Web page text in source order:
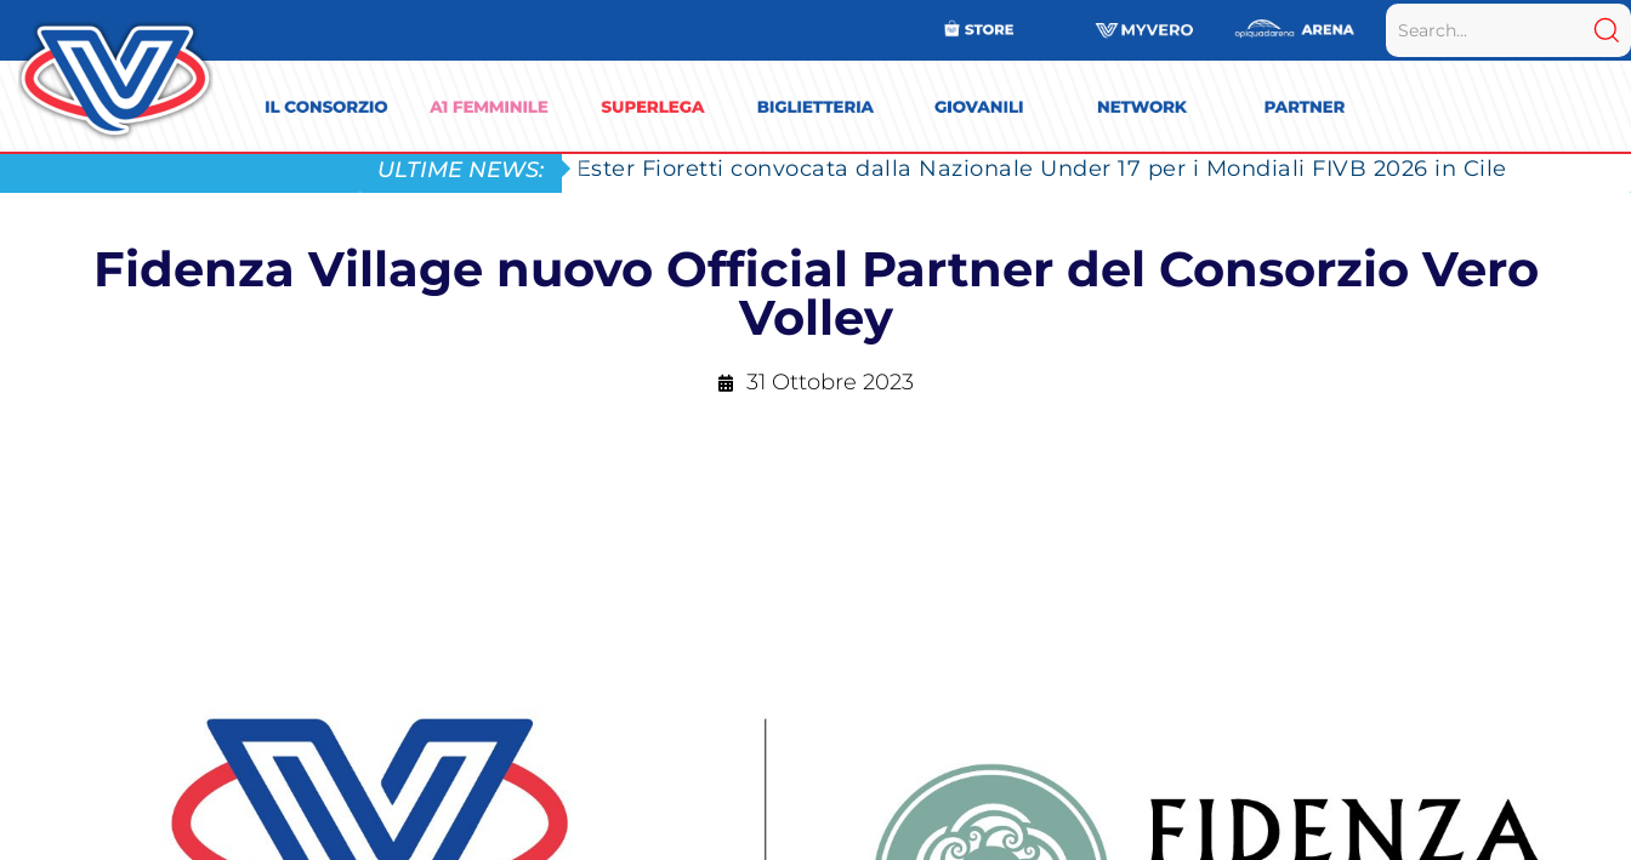
ULTIME NEWS: Ester Fioretti convocata dalla Nazionale Under 17 per i Mondiali FIVB 2026 in Cile
Fidenza Village nuovo Official Partner del Consorzio Vero
Volley
31 Ottobre 2023